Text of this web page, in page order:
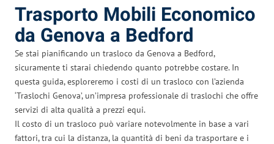
Trasporto Mobili Economico
da Genova a Bedford
Se stai pianificando un trasloco da Genova a Bedford,
sicuramente ti starai chiedendo quanto potrebbe costare. In
questa guida, esploreremo i costi di un trasloco con l’azienda
‘Traslochi Genova’, un’impresa professionale di traslochi che offre
servizi di alta qualità a prezzi equi.
Il costo di un trasloco può variare notevolmente in base a vari
fattori, tra cui la distanza, la quantità di beni da trasportare e i